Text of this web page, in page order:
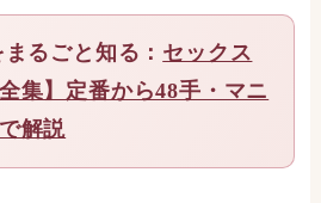
るごと知る： セックス
集】定番から48手・マニ
解説